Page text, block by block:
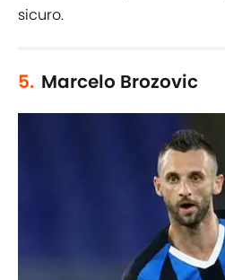
sicuro.
5. Marcelo Brozovic